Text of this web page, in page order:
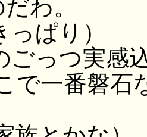
わ。
ぱり）
ごっつ実感
で一番磐石